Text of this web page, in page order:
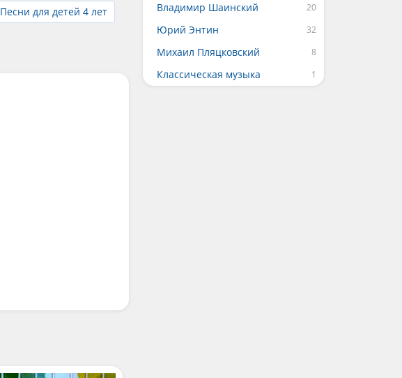
Песни для детей 4 лет
Владимир Шаинский
Юрий Энтин
Михаил Пляцковский
Классическая музыка